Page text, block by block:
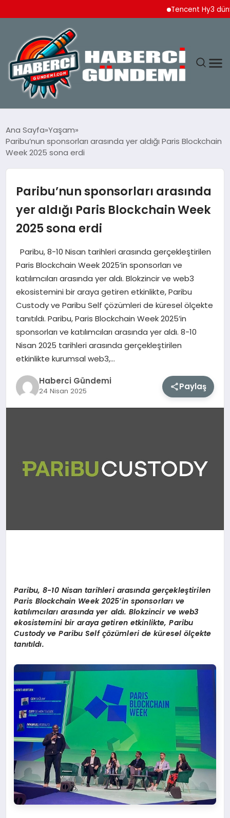
Tencent Hy3 dünya
YAŞAM
DÜNYA
MAGAZIN
EĞITIM
SAĞLIK
TEKNOLOJI
Ana Sayfa Yaşam
Paribu’nun sponsorları arasında yer aldığı Paris Blockchain
Week 2025 sona erdi
Paribu’nun sponsorları arasında
yer aldığı Paris Blockchain Week
2025 sona erdi
Paribu, 8-10 Nisan tarihleri arasında gerçekleştirilen
Paris Blockchain Week 2025’in sponsorları ve
katılımcıları arasında yer aldı. Blokzincir ve web3
ekosistemini bir araya getiren etkinlikte, Paribu
Custody ve Paribu Self çözümleri de küresel ölçekte
tanıtıldı. Paribu, Paris Blockchain Week 2025’in
sponsorları ve katılımcıları arasında yer aldı. 8-10
Nisan 2025 tarihleri arasında gerçekleştirilen
etkinlikte kurumsal web3,…
Haberci Gündemi
24 Nisan 2025 Paylaş
Paribu, 8-10 Nisan tarihleri arasında gerçekleştirilen
Paris Blockchain Week 2025’in sponsorları ve
katılımcıları arasında yer aldı. Blokzincir ve web3
ekosistemini bir araya getiren etkinlikte, Paribu
Custody ve Paribu Self çözümleri de küreselölçekte
tanıtıldı.